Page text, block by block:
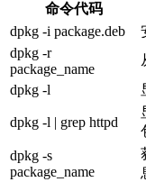
命令代码
dpkg -i package.deb
dpkg -r
package_name
dpkg -l
dpkg -l | grep httpd
dpkg -s
package_name